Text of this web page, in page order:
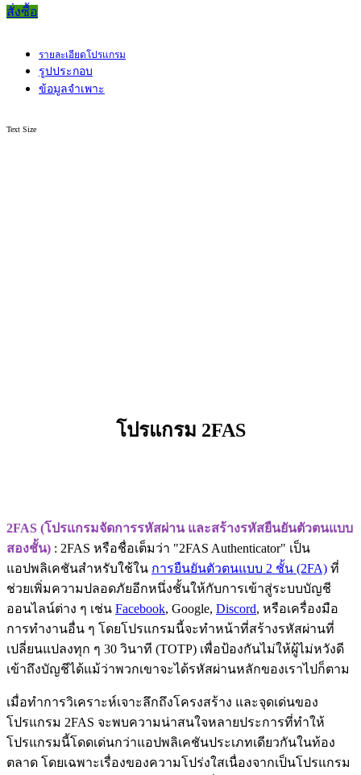
สั่งซื้อ
รายละเอียดโปรแกรม
รูปประกอบ
ข้อมูลจำเพาะ
Text Size
โปรแกรม 2FAS
2FAS (โปรแกรมจัดการรหัสผ่าน และสร้างรหัสยืนยันตัวตนแบบ
สองชั้น) : 2FAS หรือชื่อเต็มว่า "2FAS Authenticator" เป็น
แอปพลิเคชันสำหรับใช้ใน การยืนยันตัวตนแบบ 2 ชั้น (2FA) ที่
ช่วยเพิ่มความปลอดภัยอีกหนึ่งชั้นให้กับการเข้าสู่ระบบบัญชี
ออนไลน์ต่าง ๆ เช่น Facebook, Google, Discord, หรือเครื่องมือ
การทำงานอื่น ๆ โดยโปรแกรมนี้จะทำหน้าที่สร้างรหัสผ่านที่
เปลี่ยนแปลงทุก ๆ 30 วินาที (TOTP) เพื่อป้องกันไม่ให้ผู้ไม่หวังดี
เข้าถึงบัญชีได้แม้ว่าพวกเขาจะได้รหัสผ่านหลักของเราไปก็ตาม
เมื่อทำการวิเคราะห์เจาะลึกถึงโครงสร้าง และจุดเด่นของ
โปรแกรม 2FAS จะพบความน่าสนใจหลายประการที่ทำให้
โปรแกรมนี้โดดเด่นกว่าแอปพลิเคชันประเภทเดียวกันในท้อง
ตลาด โดยเฉพาะเรื่องของความโปร่งใสเนื่องจากเป็นโปรแกรม